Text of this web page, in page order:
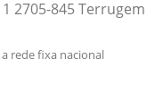
2705-845 Terrugem
rede fixa nacional